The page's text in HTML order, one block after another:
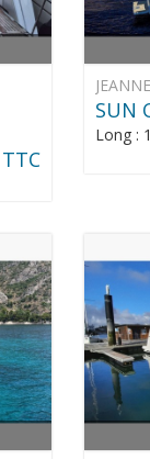
SUN
Long :